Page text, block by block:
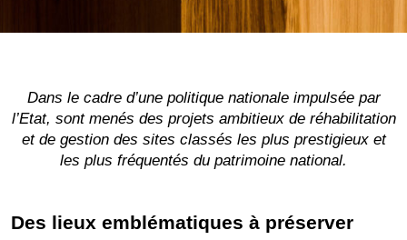
Dans le cadre d’une politique nationale impulsée par
l’Etat, sont menés des projets ambitieux de réhabilitation
et de gestion des sites classés les plus prestigieux et
les plus fréquentés du patrimoine national.
Des lieux emblématiques à préserver